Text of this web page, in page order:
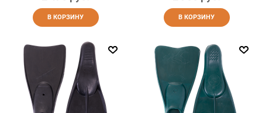
В КОРЗИНУ В КОРЗИНУ